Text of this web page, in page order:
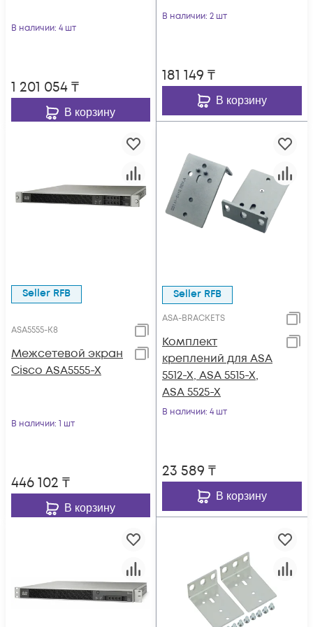
В наличии: 4 шт
1 201 054₸
В корзину
В наличии: 2 шт
181 149 ₸
В корзину
Seller RFB
ASA5555-K8
Межсетевой экран
Cisco ASA5555-X
В наличии: 1 шт
446 102 ₸
В корзину
Seller RFB
ASA-BRACKETS
Комплект
креплений для ASA
5512-X, ASA 5515-X,
ASA 5525-X
В наличии: 4 шт
23 589 ₸
В корзину